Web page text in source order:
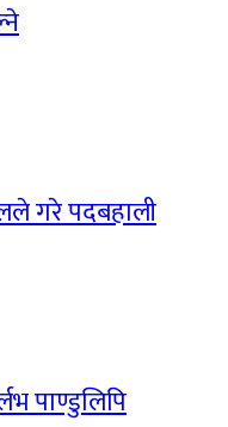
गरे पदबहाली
पाण्डुलिपि